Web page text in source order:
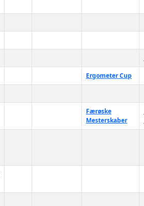
Ergometer Cup
Færøske
Mesterskaber